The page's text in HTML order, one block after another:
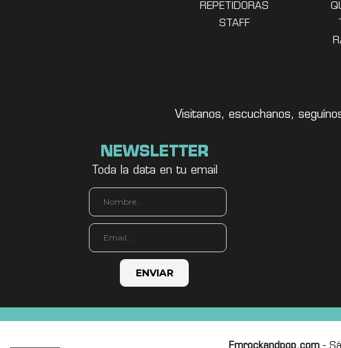
REPETIDORAS
STAFF
Visitanos, escuchanos,
NEWSLETTER
Toda la data en tu email